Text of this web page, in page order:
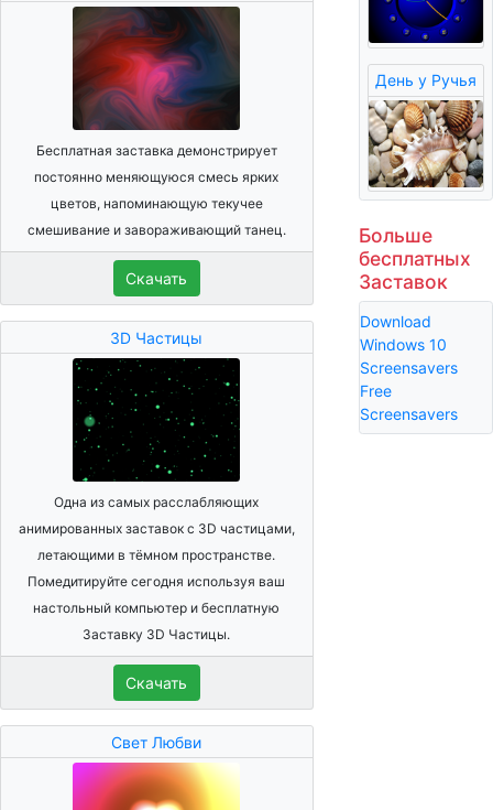
Бесплатная заставка демонстрирует
постоянно меняющуюся смесь ярких
цветов, напоминающую текучее
смешивание и завораживающий танец.
Скачать
3D Частицы
Одна из самых расслабляющих
анимированных заставок с 3D частицами,
летающими в тёмном пространстве.
Помедитируйте сегодня используя ваш
настольный компьютер и бесплатную
Заставку 3D Частицы.
Скачать
Свет Любви
День у Ручья
Больше
бесплатных
Заставок
Download
Windows 10
Screensavers
Free
Screensavers